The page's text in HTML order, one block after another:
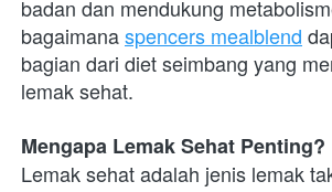
badan dan mendukung
bagaimanaspencers mealblend
bagian dari diet seimbang yang
lemak sehat.
Mengapa Lemak Sehat Penting?
Lemak sehat adalah jenis lemak